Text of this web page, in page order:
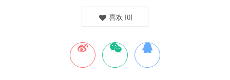
喜欢 (0)